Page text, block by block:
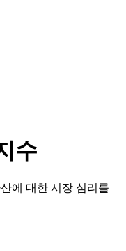
수
에 대한 시장 심리를